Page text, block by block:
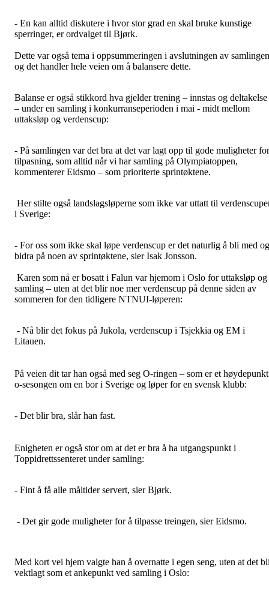
- En kan alltid diskutere i hvor stor grad en skal bruke kunstige
sperringer, er ordvalget til Bjørk.
Dette var også tema i oppsummeringen i avslutningen av
og det handler hele veien om å balansere dette.
Balanse er også stikkord hva gjelder trening – innstas og deltakelse
– under en samling i konkurranseperioden i mai - midt mellom
uttaksløp og verdenscup:
- På samlingen var det bra at det var lagt opp til gode muligheter for
tilpasning, som alltid når vi har samling på Olympiatoppen,
kommenterer Eidsmo – som prioriterte sprintøktene.
Her stilte også landslagsløperne som ikke var uttatt til
i Sverige:
- For oss som ikke skal løpe verdenscup er det naturlig å bli med og
bidra på noen av sprintøktene, sier Isak Jonsson.
Karen som nå er bosatt i Falun var hjemom i Oslo for uttaksløp og
samling – uten at det blir noe mer verdenscup på denne siden av
sommeren for den tidligere NTNUI-løperen:
- Nå blir det fokus på Jukola, verdenscup i Tsjekkia og EM i
Litauen.
På veien dit tar han også med seg O-ringen – som er et
o-sesongen om en bor i Sverige og løper for en svensk klubb:
- Det blir bra, slår han fast.
Enigheten er også stor om at det er bra å ha utgangspunkt i
Toppidrettssenteret under samling:
- Fint å få alle måltider servert, sier Bjørk.
- Det gir gode muligheter for å tilpasse treingen, sier Eidsmo.
Med kort vei hjem valgte han å overnatte i egen seng, uten at det
vektlagt som et ankepunkt ved samling i Oslo: